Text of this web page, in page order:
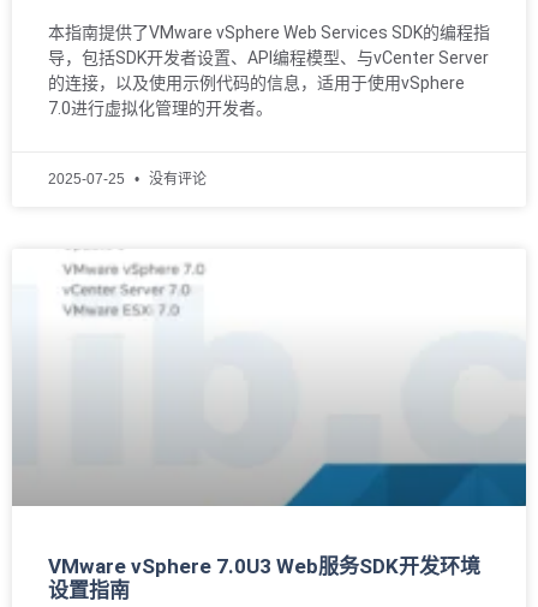
本指南提供了VMware vSphere Web Services SDK的编程指
导，包括SDK开发者设置、API编程模型、与vCenter Server
的连接，以及使用示例代码的信息，适用于使用vSphere
7.0进行虚拟化管理的开发者。
2025-07-25 没有评论
VMware vSphere 7.0U3 Web服务SDK开发环境
设置指南